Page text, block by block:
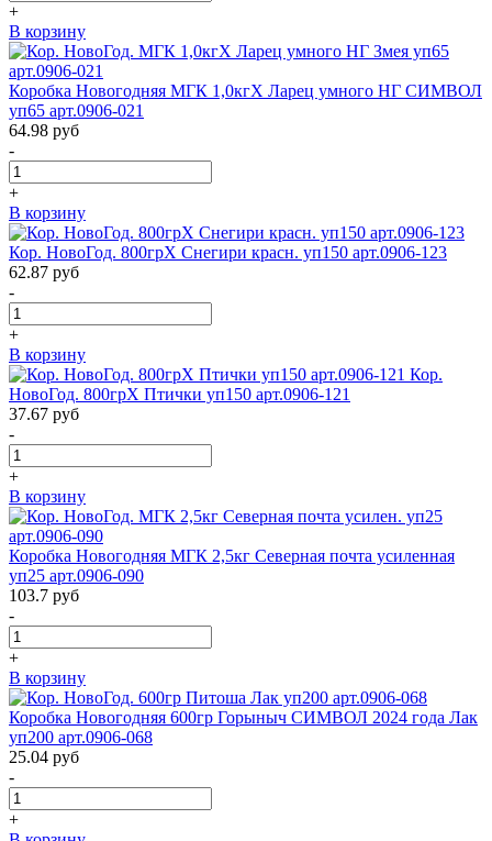
+
В корзину
Коробка Новогодняя МГК 1,0кгХ Ларец умного НГ СИМВОЛ
уп65 арт.0906-021
64.98 руб
-
+
В корзину
Кор. НовоГод. 800грХ Снегири красн. уп150 арт.0906-123
62.87 руб
-
+
В корзину
Кор.
НовоГод. 800грХ Птички уп150 арт.0906-121
37.67 руб
-
+
В корзину
Коробка Новогодняя МГК 2,5кг Северная почта усиленная
уп25 арт.0906-090
103.7 руб
-
+
В корзину
Коробка Новогодняя 600гр Горыныч СИМВОЛ 2024 года Лак
уп200 арт.0906-068
25.04 руб
-
+